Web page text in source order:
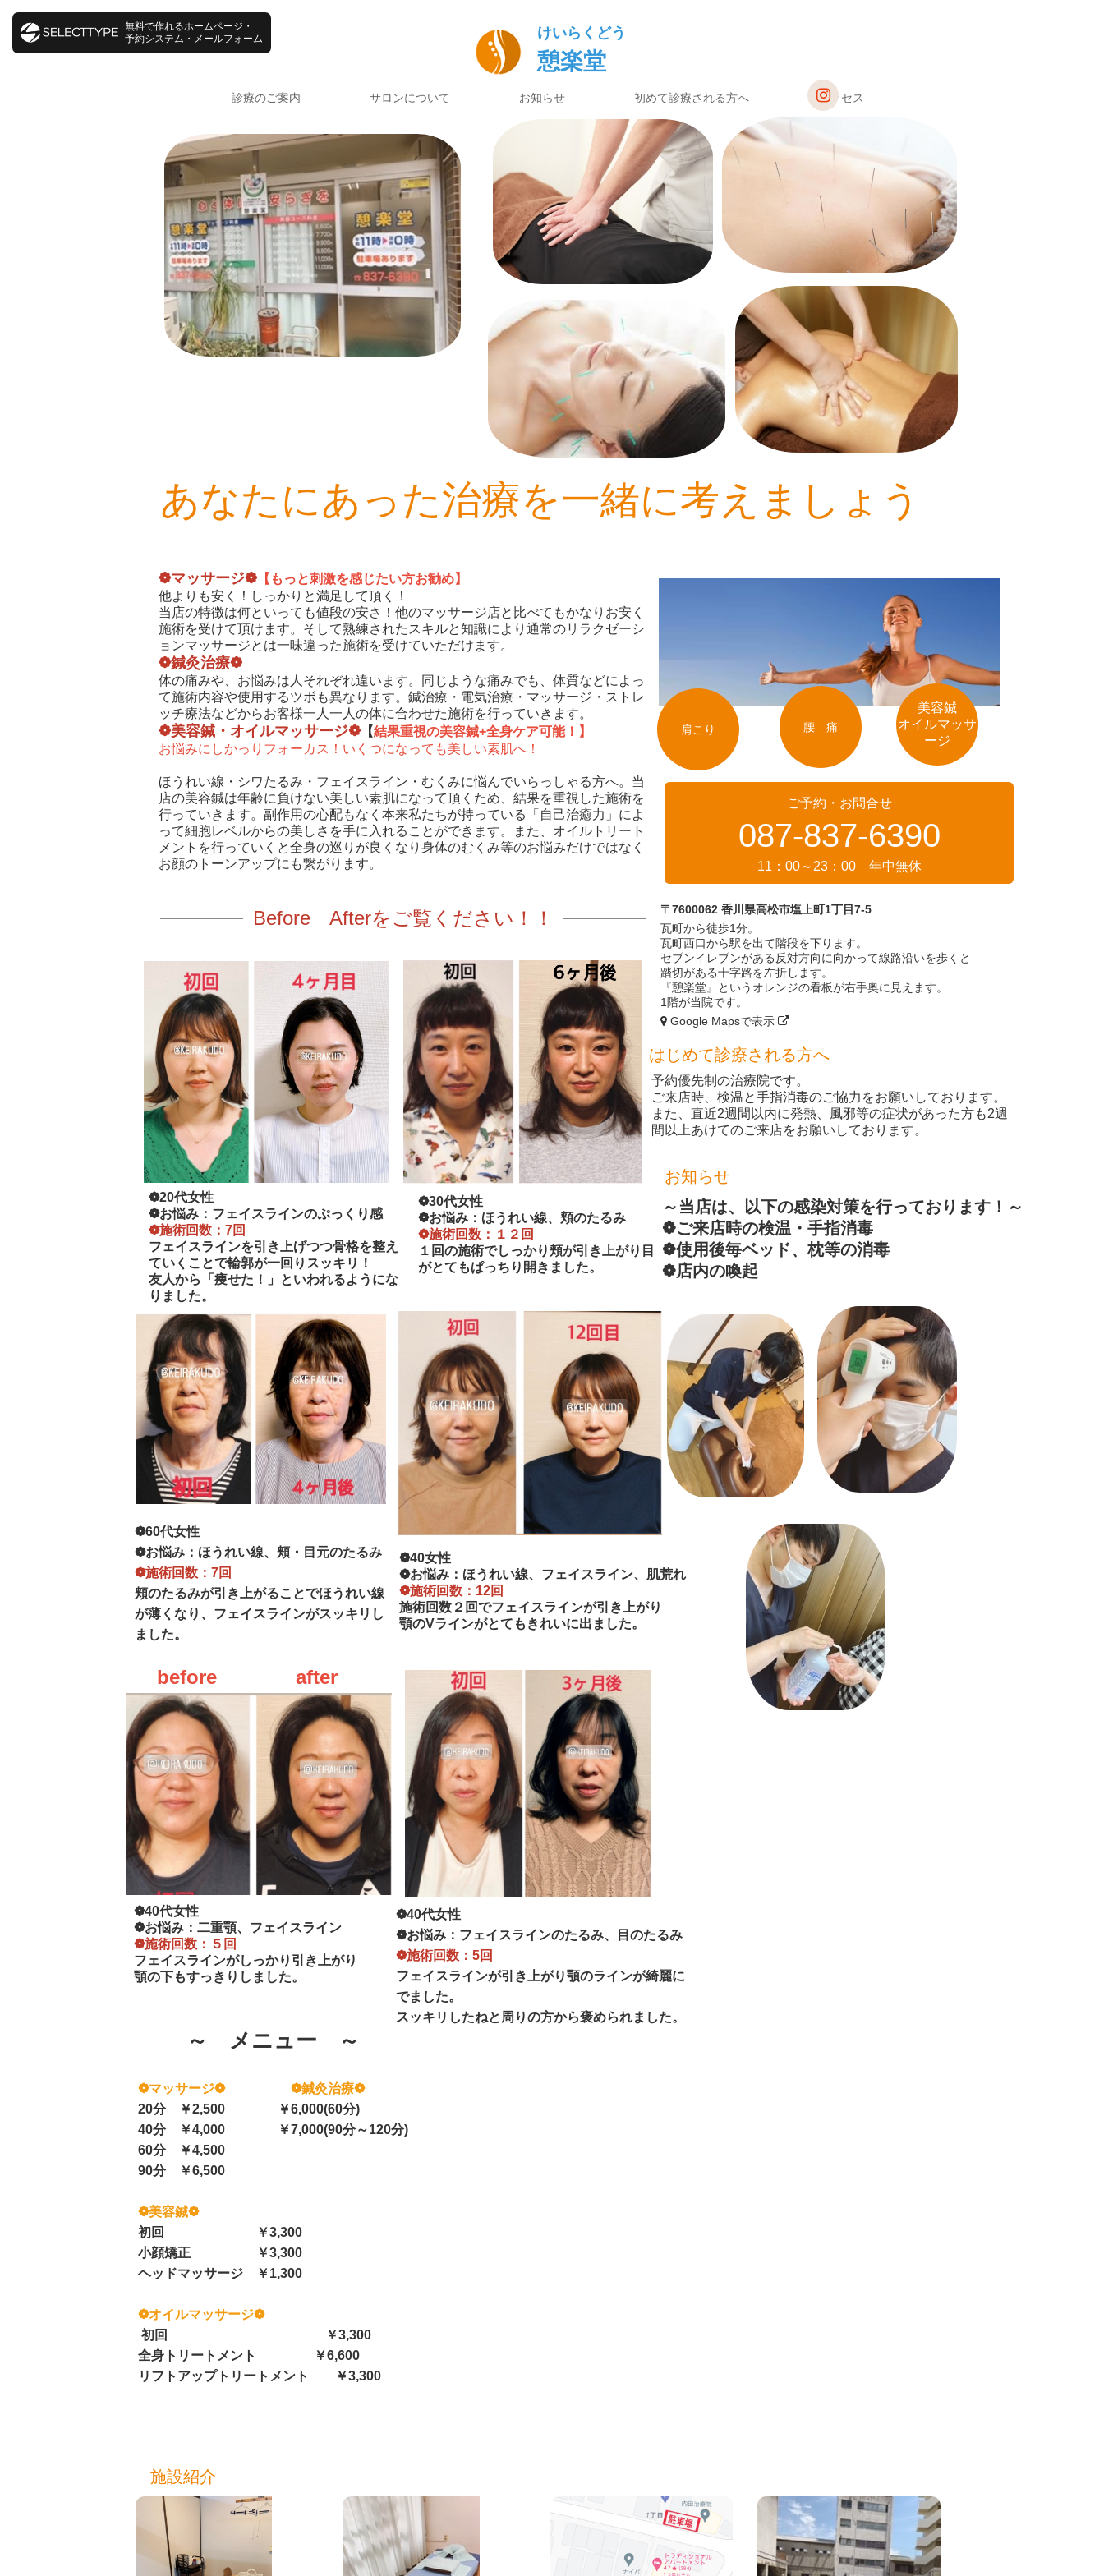
けいらくどう
憩楽堂
診療のご案内 サロンについて お知らせ 初めて診療される方へ アクセス
あなたにあった治療を一緒に考えましょう
❁マッサージ❁ 【もっと刺激を感じたい方お勧め】
他よりも安く！しっかりと満足して頂く！
当店の特徴は何といっても値段の安さ！他のマッサージ店と比べてもかなりお安く
施術を受けて頂けます。そして熟練されたスキルと知識により通常のリラクゼーシ
ョンマッサージとは一味違った施術を受けていただけます。
❁鍼灸治療❁
体の痛みや、お悩みは人それぞれ違います。同じような痛みでも、体質などによっ
て施術内容や使用するツボも異なります。鍼治療・電気治療・マッサージ・ストレ
ッチ療法などからお客様一人一人の体に合わせた施術を行っていきます。
❁美容鍼・オイルマッサージ❁ 【結果重視の美容鍼+全身ケア可能！】
お悩みにしかっりフォーカス！いくつになっても美しい素肌へ！
ほうれい線・シワたるみ・フェイスライン・むくみに悩んでいらっしゃる方へ。当
店の美容鍼は年齢に負けない美しい素肌になって頂くため、結果を重視した施術を
行っていきます。副作用の心配もなく本来私たちが持っている「自己治癒力」によ
って細胞レベルからの美しさを手に入れることができます。また、オイルトリート
メントを行っていくと全身の巡りが良くなり身体のむくみ等のお悩みだけではなく
お顔のトーンアップにも繋がります。
肩こり 腰 痛
美容鍼
オイルマッサ
ージ
お知らせ
はじめて診療される方へ
予約優先制の治療院です。
ご来店時、検温と手指消毒のご協力をお願いしております。
また、直近2週間以内に発熱、風邪等の症状があった方も2週
間以上あけてのご来店をお願いしております。
ご予約・お問合せ
087-837-6390
11：00～23：00 年中無休
施設紹介
〒7600062 香川県高松市塩上町1丁目7-5
瓦町から徒歩1分。
瓦町西口から駅を出て階段を下ります。
セブンイレブンがある反対方向に向かって線路沿いを歩くと
踏切がある十字路を左折します。
『憩楽堂』というオレンジの看板が右手奥に見えます。
1階が当院です。
Google Mapsで表示
Before Afterをご覧ください！！
❁20代女性
❁お悩み：フェイスラインのぷっくり感
❁施術回数：7回
フェイスラインを引き上げつつ骨格を整え
ていくことで輪郭が一回りスッキリ！
友人から「痩せた！」といわれるようにな
りました。
❁40女性
❁お悩み：ほうれい線、フェイスライン、肌荒れ
❁施術回数：12回
施術回数２回でフェイスラインが引き上がり
顎のVラインがとてもきれいに出ました。
～当店は、以下の感染対策を行っております！～
❁ご来店時の検温・手指消毒
❁使用後毎ベッド、枕等の消毒
❁店内の喚起
～ メニュー ～
❁マッサージ❁
❁鍼灸治療❁
20分 ￥2,500 ￥6,000(60分)
40分 ￥4,000 ￥7,000(90分～120分)
60分 ￥4,500
90分 ￥6,500
❁美容鍼❁
初回 ￥3,300
小顔矯正 ￥3,300
ヘッドマッサージ ￥1,300
❁オイルマッサージ❁
初回 ￥3,300
全身トリートメント
￥6,600
リフトアップトリートメント ￥3,300
❁30代女性
❁お悩み：ほうれい線、頬のたるみ
❁施術回数：１２回
１回の施術でしっかり頬が引き上がり目
がとてもぱっちり開きました。
❁60代女性
❁お悩み：ほうれい線、頬・目元のたるみ
❁施術回数：7回
頬のたるみが引き上がることでほうれい線
が薄くなり、フェイスラインがスッキリし
ました。
❁40代女性
❁お悩み：フェイスラインのたるみ、目のたるみ
❁施術回数：5回
フェイスラインが引き上がり顎のラインが綺麗に
でました。
スッキリしたねと周りの方から褒められました。
❁40代女性
❁お悩み：二重顎、フェイスライン
❁施術回数：５回
フェイスラインがしっかり引き上がり
顎の下もすっきりしました。
before after
無料で作れるホームページ・
予約システム・メールフォーム